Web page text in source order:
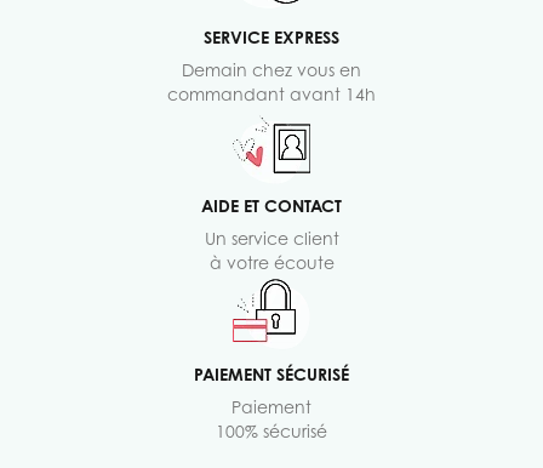
SERVICE EXPRESS
Demain chez vous en
commandant avant 14h
AIDE ET CONTACT
Un service client
à votre écoute
PAIEMENT SÉCURISÉ
Paiement
100% sécurisé